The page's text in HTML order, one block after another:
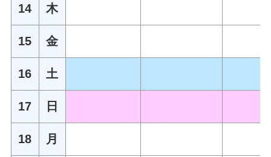
14 木
15 金
16 土
17 日
18 月